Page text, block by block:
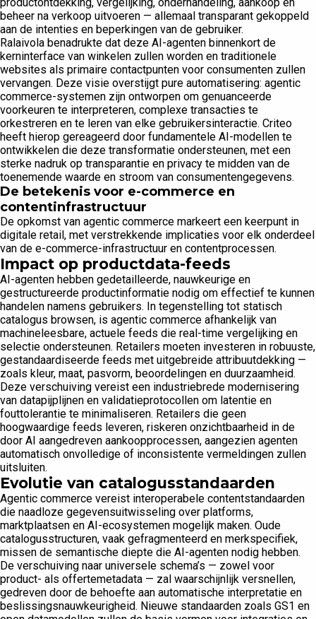
beheer na verkoop uitvoeren — allemaal transparant gekoppeld
aan de intenties en beperkingen van de gebruiker.
Ralaivola benadrukte dat deze AI-agenten binnenkort de
kerninterface van winkelen zullen worden en traditionele
websites als primaire contactpunten voor consumenten zullen
vervangen. Deze visie overstijgt pure automatisering: agentic
commerce-systemen zijn ontworpen om genuanceerde
voorkeuren te interpreteren, complexe transacties te
orkestreren en te leren van elke gebruikersinteractie. Criteo
heeft hierop gereageerd door fundamentele AI-modellen te
ontwikkelen die deze transformatie ondersteunen, met een
sterke nadruk op transparantie en privacy te midden van de
toenemende waarde en stroom van consumentengegevens.
De betekenis voor e-commerce en
contentinfrastructuur
De opkomst van agentic commerce markeert een keerpunt in
digitale retail, met verstrekkende implicaties voor elk onderdeel
van de e-commerce-infrastructuur en contentprocessen.
Impact op productdata-feeds
AI-agenten hebben gedetailleerde, nauwkeurige en
gestructureerde productinformatie nodig om effectief te kunnen
handelen namens gebruikers. In tegenstelling tot statisch
catalogus browsen, is agentic commerce afhankelijk van
machineleesbare, actuele feeds die real-time vergelijking en
selectie ondersteunen. Retailers moeten investeren in robuuste,
gestandaardiseerde feeds met uitgebreide attribuutdekking —
zoals kleur, maat, pasvorm, beoordelingen en duurzaamheid.
Deze verschuiving vereist een industriebrede modernisering
van datapijplijnen en validatieprotocollen om latentie en
fouttolerantie te minimaliseren. Retailers die geen
hoogwaardige feeds leveren, riskeren onzichtbaarheid in de
door AI aangedreven aankoopprocessen, aangezien agenten
automatisch onvolledige of inconsistente vermeldingen zullen
uitsluiten.
Evolutie van catalogusstandaarden
Agentic commerce vereist interoperabele contentstandaarden
die naadloze gegevensuitwisseling over platforms,
marktplaatsen en AI-ecosystemen mogelijk maken. Oude
catalogusstructuren, vaak gefragmenteerd en merkspecifiek,
missen de semantische diepte die AI-agenten nodig hebben.
De verschuiving naar universele schema’s — zowel voor
product- als offertemetadata — zal waarschijnlijk versnellen,
gedreven door de behoefte aan automatische interpretatie en
beslissingsnauwkeurigheid. Nieuwe standaarden zoals GS1 en